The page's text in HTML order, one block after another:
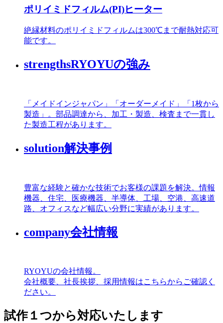
ポリイミドフィルム(PI)ヒーター
絶縁材料のポリイミドフィルムは300℃まで耐熱対応可
能です。
strengthsRYOYUの強み
「メイドインジャパン」「オーダーメイド」「1枚から
製造」。部品調達から、加工・製造、検査まで一貫し
た製造工程があります。
solution解決事例
豊富な経験と確かな技術でお客様の課題を解決。情報
機器、住宅、医療機器、半導体、工場、空港、高速道
路、オフィスなど幅広い分野に実績があります。
company会社情報
RYOYUの会社情報。
会社概要、社長挨拶、採用情報はこちらからご確認く
ださい。
試作１つから対応いたします